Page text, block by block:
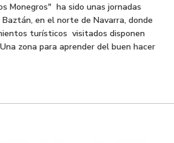
Monegros" ha sido unas jornadas
en el norte de Navarra, donde
turísticos visitados disponen
zona para aprender del buen hacer